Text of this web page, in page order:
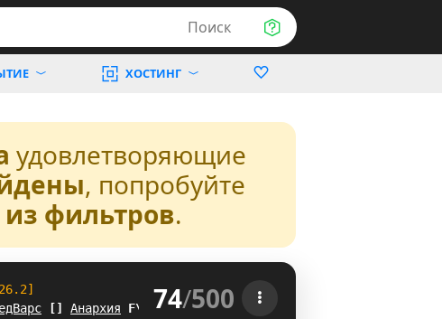
Поиск
ХОСТИНГ
удовлетворяющие
, попробуйте
из фильтров.
A@ Анархия X] 74/500